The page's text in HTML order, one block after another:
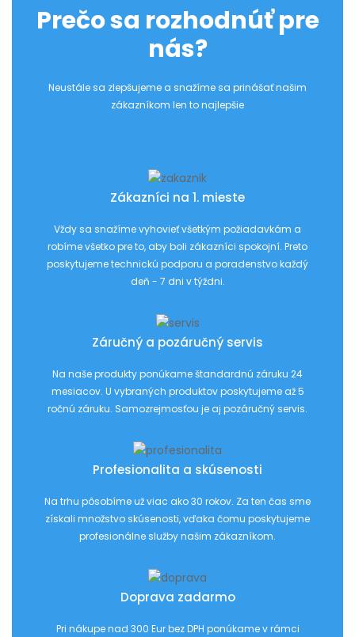
Prečo sa rozhodnúť pre
nás?
Neustále sa zlepšujeme a snažíme sa prinášať našim
zákazníkom len to najlepšie
Zákazníci na 1. mieste
Vždy sa snažíme vyhovieť všetkým požiadavkám a
robíme všetko pre to, aby boli zákazníci spokojní. Preto
poskytujeme technickú podporu a poradenstvo každý
deň - 7 dni v týždni.
Záručný a pozáručný servis
Na naše produkty ponúkame štandardnú záruku 24
mesiacov. U vybraných produktov poskytujeme až 5
ročnú záruku. Samozrejmosťou je aj pozáručný servis.
Profesionalita a skúsenosti
Na trhu pôsobíme už viac ako 30 rokov. Za ten čas sme
získali množstvo skúsenosti, vďaka čomu poskytujeme
profesionálne služby našim zákazníkom.
Doprava zadarmo
Pri nákupe nad 300 Eur bez DPH ponúkame v rámci